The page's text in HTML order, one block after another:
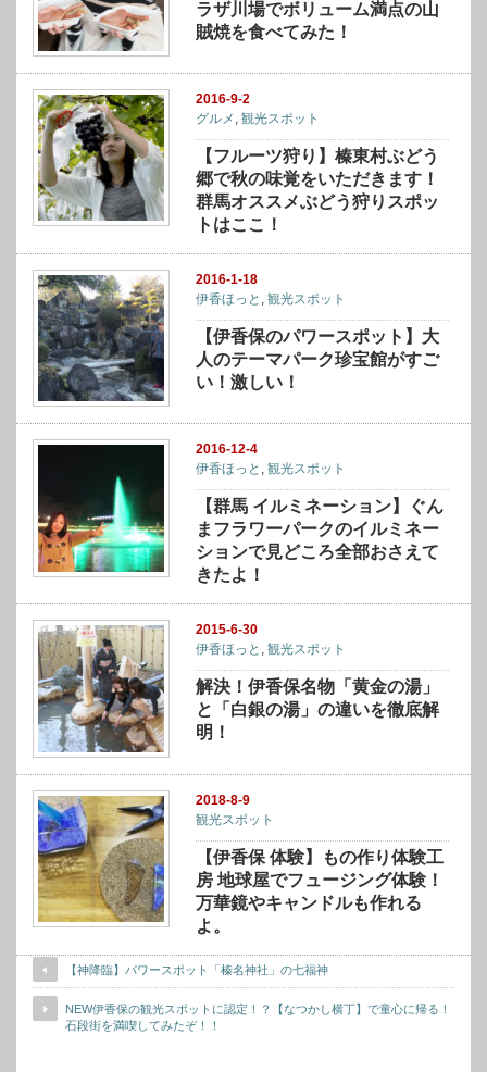
ラザ川場でボリューム満点の山
賊焼を食べてみた！
2016-9-2
グルメ ,観光スポット
【フルーツ狩り】榛東村ぶどう
郷で秋の味覚をいただきます！
群馬オススメぶどう狩りスポッ
トはここ！
2016-1-18
伊香ほっと ,観光スポット
【伊香保のパワースポット】大
人のテーマパーク珍宝館がすご
い！激しい！
2016-12-4
伊香ほっと ,観光スポット
【群馬 イルミネーション】ぐん
まフラワーパークのイルミネー
ションで見どころ全部おさえて
きたよ！
2015-6-30
伊香ほっと ,観光スポット
解決！伊香保名物「黄金の湯」
と「白銀の湯」の違いを徹底解
明！
2018-8-9
観光スポット
【伊香保 体験】もの作り体験工
房 地球屋でフュージング体験！
万華鏡やキャンドルも作れる
よ。
【神降臨】パワースポット「榛名神社」の七福神
NEW伊香保の観光スポットに認定！？【なつかし横丁】で童心に帰る！
石段街を満喫してみたぞ！！